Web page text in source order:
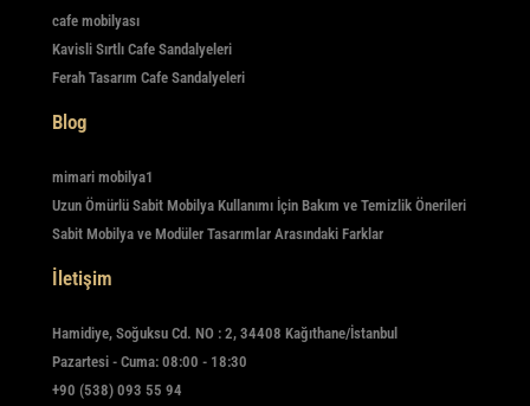
cafe mobilyası
Kavisli Sırtlı Cafe Sandalyeleri
Ferah Tasarım Cafe Sandalyeleri
Blog
mimari mobilya1
Uzun Ömürlü Sabit Mobilya Kullanımı İçin Bakım ve Temizlik Önerileri
Sabit Mobilya ve Modüler Tasarımlar Arasındaki Farklar
İletişim
Hamidiye, Soğuksu Cd. NO : 2, 34408 Kağıthane/İstanbul
Pazartesi - Cuma: 08:00 - 18:30
+90 (538) 093 55 94